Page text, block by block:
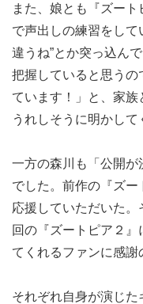
また、娘とも『ズー
で声出しの練習をして
違うね”とか突っ込ん
把握していると思うの
ています！」と、家
うれしそうに明かして
一方の森川も「公開が
でした。前作の『ズ
応援していただいた
回の『ズートピア２』
てくれるファンに感謝
それぞれ自身が演じ